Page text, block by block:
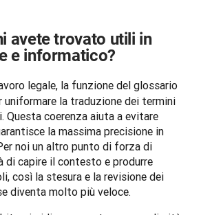
avete trovato utili in
e informatico?
legale, la funzione del glossario
uniformare la traduzione dei termini
Questa coerenza aiuta a evitare
la massima precisione in
noi un altro punto di forza di
di capire il contesto e produrre
così la stesura e la revisione dei
diventa molto più veloce.